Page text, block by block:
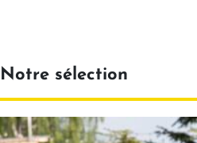
Notre sélection